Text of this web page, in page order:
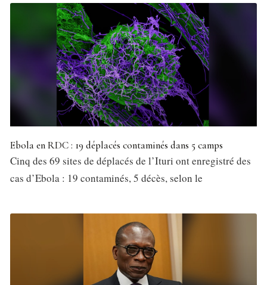
Ebola en RDC : 19 déplacés contaminés dans 5 camps
Cinq des 69 sites de déplacés de l’Ituri ont enregistré des
cas d’Ebola : 19 contaminés, 5 décès, selon le